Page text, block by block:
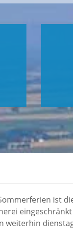
ist
weiterhin